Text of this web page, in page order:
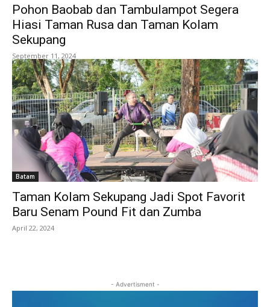
Pohon Baobab dan Tambulampot Segera
Hiasi Taman Rusa dan Taman Kolam
Sekupang
September 11, 2024
Batam
Taman Kolam Sekupang Jadi Spot Favorit
Baru Senam Pound Fit dan Zumba
April 22, 2024
- Advertisment -